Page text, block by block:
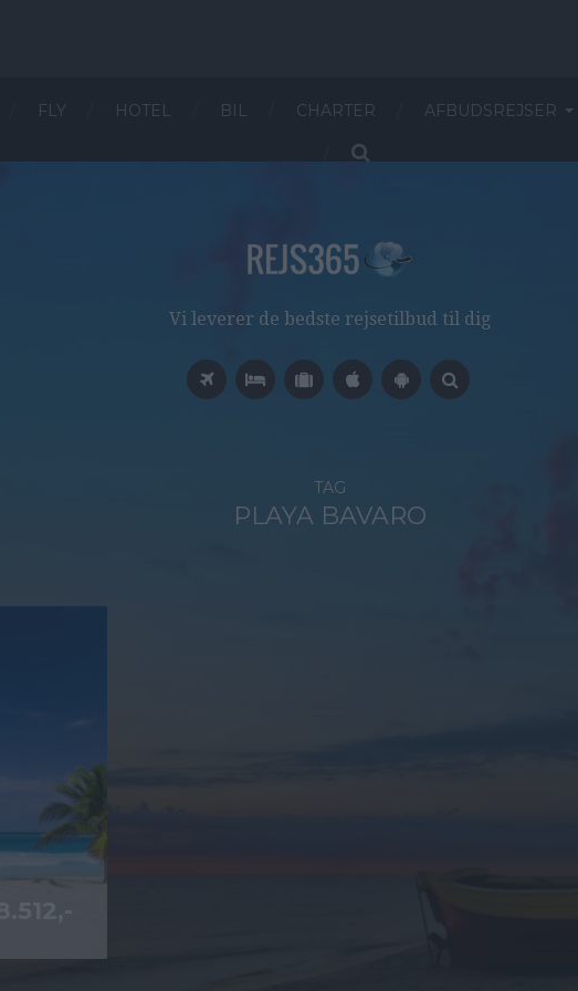
FLY HOTEL BIL CHARTER AFBUDSREJSER
Vi leverer de bedste rejsetilbud til dig
TAG
PLAYA BAVARO